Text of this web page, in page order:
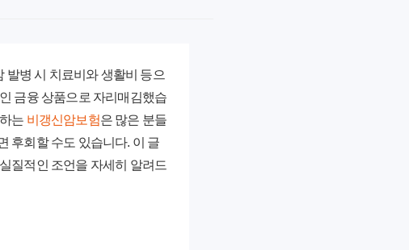
발병 시 치료비와 생활비 등으
금융 상품으로 자리매김했습
는 비갱신암보험은 많은 분들
후회할 수도 있습니다. 이 글
질적인 조언을 자세히 알려드